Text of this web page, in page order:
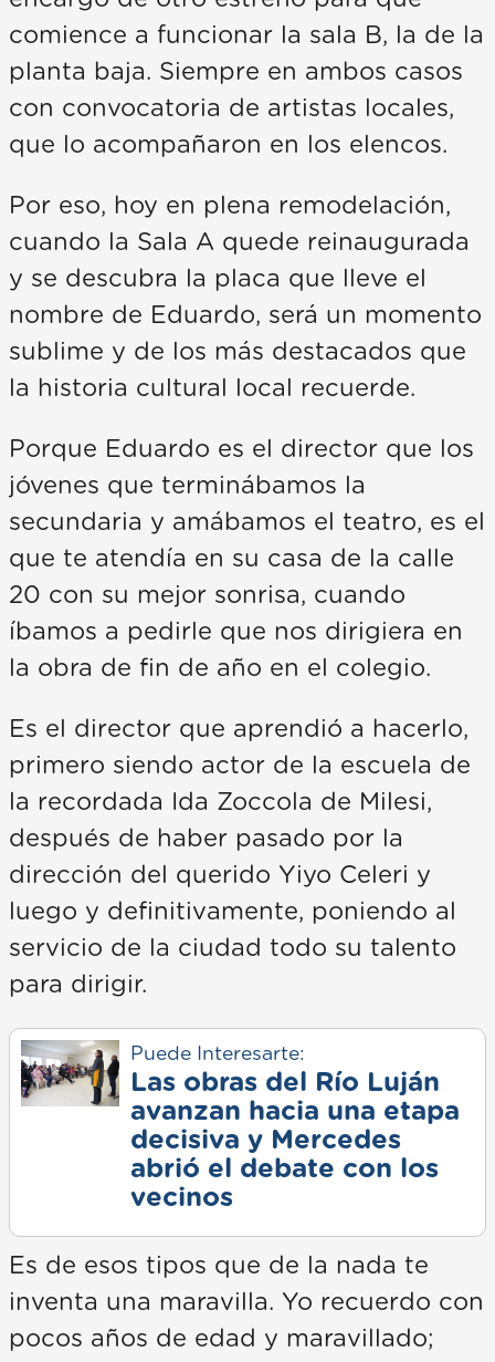
comience a funcionar la sala B, la de la
planta baja. Siempre en ambos casos
con convocatoria de artistas locales,
que lo acompañaron en los elencos.
Por eso, hoy en plena remodelación,
cuando la Sala A quede reinaugurada
y se descubra la placa que lleve el
nombre de Eduardo, será un momento
sublime y de los más destacados que
la historia cultural local recuerde.
Porque Eduardo es el director que los
jóvenes que terminábamos la
secundaria y amábamos el teatro, es el
que te atendía en su casa de la calle
20 con su mejor sonrisa, cuando
íbamos a pedirle que nos dirigiera en
la obra de fin de año en el colegio.
Es el director que aprendió a hacerlo,
primero siendo actor de la escuela de
la recordada Ida Zoccola de Milesi,
después de haber pasado por la
dirección del querido Yiyo Celeri y
luego y definitivamente, poniendo al
servicio de la ciudad todo su talento
para dirigir.
Puede Interesarte:
Las obras del Río Luján
avanzan hacia una etapa
decisiva y Mercedes
abrió el debate con los
vecinos
Es de esos tipos que de la nada te
inventa una maravilla. Yo recuerdo con
pocos años de edad y maravillado;